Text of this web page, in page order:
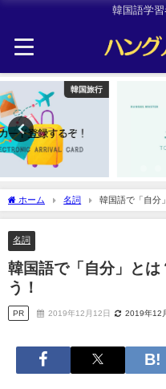
韓国語学
ホーム 名詞 韓国語で「自分
名詞
韓国語で「自分」とは
う！
PR 2019年12月12日 2019年12